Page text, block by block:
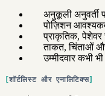
अनुकूली अनुवर्ती
पोज़िशन
प्राकृतिक, पेशेवर
ताकत, चिंताओं और
उम्मीदवार कभी
शॉर्टलिस्ट और एनालिटिक्स